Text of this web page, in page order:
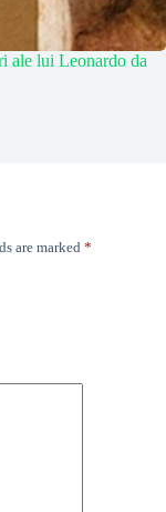
ale lui Leonardo da
are marked *